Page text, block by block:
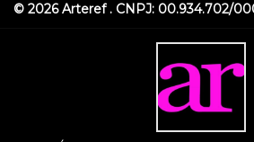
© 2026 Arteref . CNPJ: 00.934.702/